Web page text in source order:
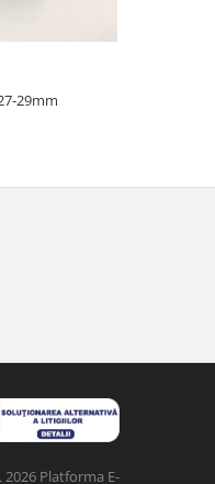
29mm
2026 Platforma E-